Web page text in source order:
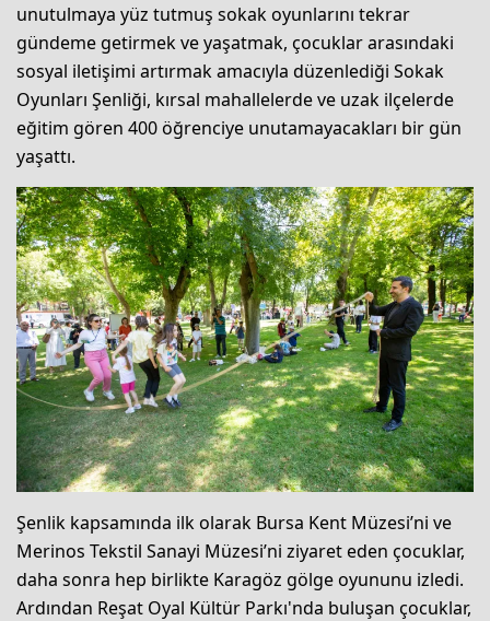
unutulmaya yüz tutmuş sokak oyunlarını tekrar
gündeme getirmek ve yaşatmak, çocuklar arasındaki
sosyal iletişimi artırmak amacıyla düzenlediği Sokak
Oyunları Şenliği, kırsal mahallelerde ve uzak ilçelerde
eğitim gören 400 öğrenciye unutamayacakları bir gün
yaşattı.
Şenlik kapsamında ilk olarak Bursa Kent Müzesi’ni ve
Merinos Tekstil Sanayi Müzesi’ni ziyaret eden çocuklar,
daha sonra hep birlikte Karagöz gölge oyununu izledi.
Ardından Reşat Oyal Kültür Parkı'nda buluşan çocuklar,